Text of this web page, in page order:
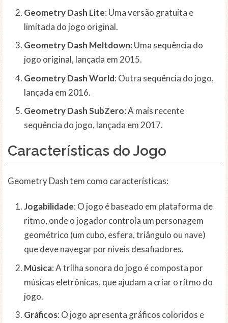
Geometry Dash Lite: Uma versão gratuita e
limitada do jogo original.
Geometry Dash Meltdown: Uma sequência do
jogo original, lançada em 2015.
Geometry Dash World: Outra sequência do jogo,
lançada em 2016.
Geometry Dash SubZero: A mais recente
sequência do jogo, lançada em 2017.
Características do Jogo
Geometry Dash tem como características:
Jogabilidade: O jogo é baseado em plataforma de
ritmo, onde o jogador controla um personagem
geométrico (um cubo, esfera, triângulo ou nave)
que deve navegar por níveis desafiadores.
Música: A trilha sonora do jogo é composta por
músicas eletrônicas, que ajudam a criar o ritmo do
jogo.
Gráficos: O jogo apresenta gráficos coloridos e